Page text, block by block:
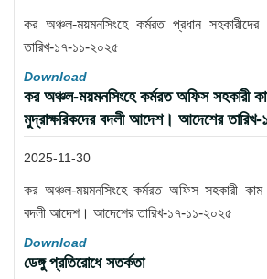
কর অঞ্চল-ময়মনসিংহে কর্মরত প্রধান
তারিখ-১৭-১১-২০২৫
Download
কর অঞ্চল-ময়মনসিংহে কর্মরত অফিস সহকারী
মুদ্রাক্ষরিকদের বদলী আদেশ। আদেশের
2025-11-30
কর অঞ্চল-ময়মনসিংহে কর্মরত অফিস সহকারী কাম
বদলী আদেশ। আদেশের তারিখ-১৭-১১-২০২৫
Download
ডেঙ্গু প্রতিরোধে সতর্কতা